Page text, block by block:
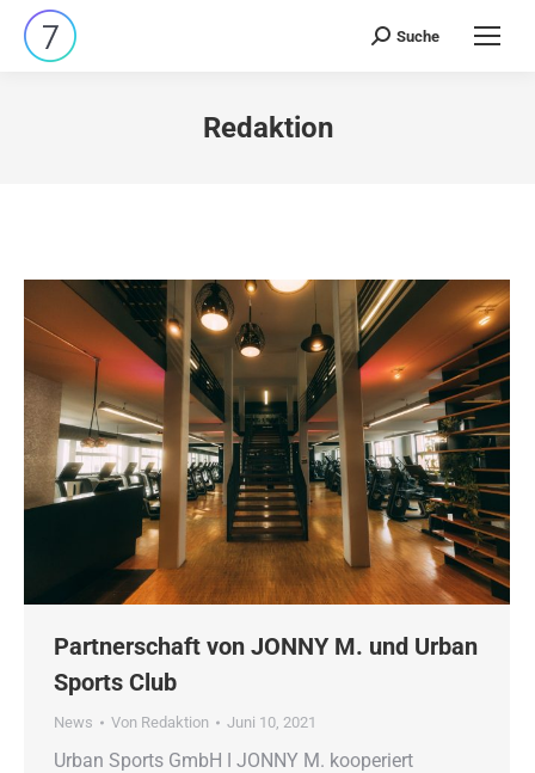
Search:
Suche
Redaktion
Partnerschaft von JONNY M. und Urban
Sports Club
News Von Redaktion Juni 10, 2021
Urban Sports GmbH ǀ JONNY M. kooperiert